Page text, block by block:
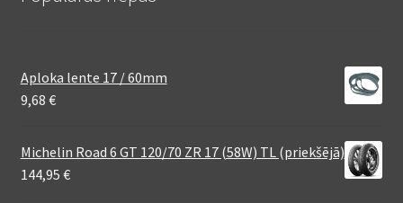
Aploka lente 17 / 60mm
9,68 €
Michelin Road 6 GT 120/70 ZR 17 (58W) TL (priekšējā)
144,95 €